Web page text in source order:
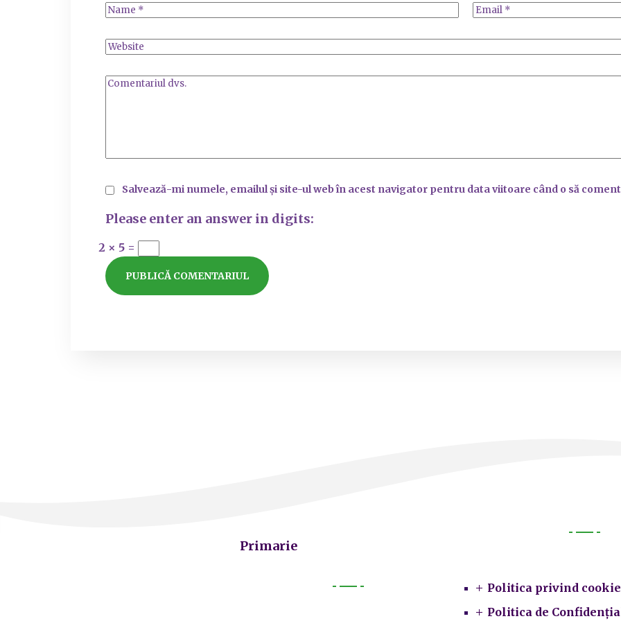
Salvează-mi numele, emailul și site-ul web în acest navigator pentru data viitoare când o să
Please enter an answer in digits:
2 × 5 =
Primarie
Politica privind
Politica de